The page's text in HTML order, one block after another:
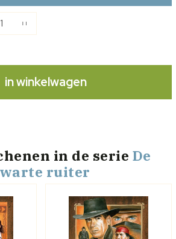
in winkelwagen
in de serie De
ruiter